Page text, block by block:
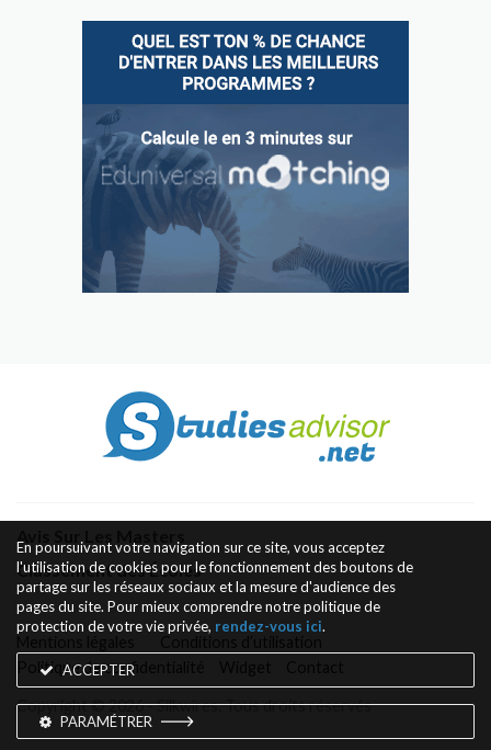
Classement des Écoles
Politique de confidentialité
Copyright © 2026 - Silkwires. Tous droits réservés
En poursuivant votre navigation sur ce site, vous acceptez
l'utilisation de cookies pour le fonctionnement des boutons de
partage sur les réseaux sociaux et la mesure d'audience des
pages du site. Pour mieux comprendre notre politique de
protection de votre vie privée, rendez-vous ici.
ACCEPTER
PARAMÉTRER